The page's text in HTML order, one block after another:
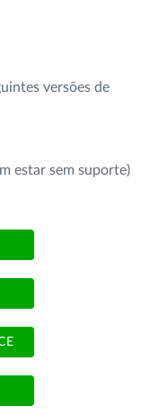
versões de
estar sem suporte)